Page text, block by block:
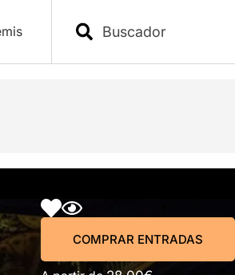
COMPRAR
COMPRAR ENTRADAS